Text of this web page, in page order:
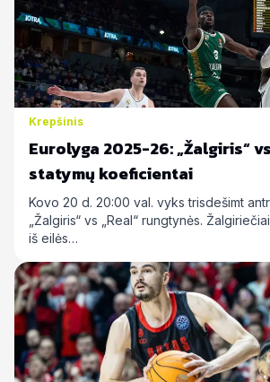
Krepšinis
Eurolyga 2025-26: „Žalgiris“
statymų koeficientai
Kovo 20 d. 20:00 val. vyks trisdešimt
„Žalgiris“ vs „Real“ rungtynės.
iš eilės…